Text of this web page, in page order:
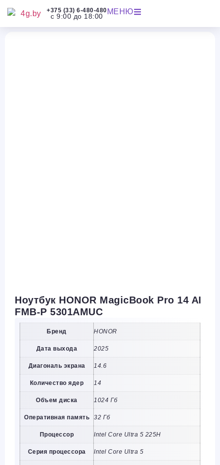
+375 (33) 6-480-480
с 9:00 до 18:00
МЕНЮ
Ноутбук HONOR MagicBook Pro 14 AI
FMB-P 5301AMUC
Бренд HONOR
Дата выхода 2025
Диагональ экрана 14.6
Количество ядер 14
Объем диска 1024 Гб
Оперативная память 32 Гб
Процессор Intel Core Ultra 5 225H
Серия процессора Intel Core Ultra 5